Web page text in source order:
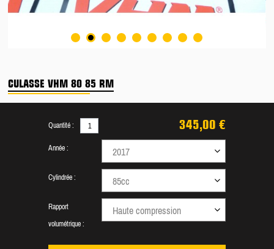
CULASSE VHM 80 85 RM
345,00 €
Quantité :
Année : 2017
Cylindrée : 85cc
Rapport
volumétrique :
Haute compression